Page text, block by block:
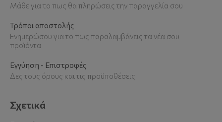
Μάθε για το πως θα πληρώσεις την παραγγελία σου
Τρόποι αποστολής
Ενημερώσου για το πως παραλαμβάνεις τα νέα σου
προϊόντα
Εγγύηση - Επιστροφές
Δες τους όρους και τις προϋποθέσεις
Σχετικά